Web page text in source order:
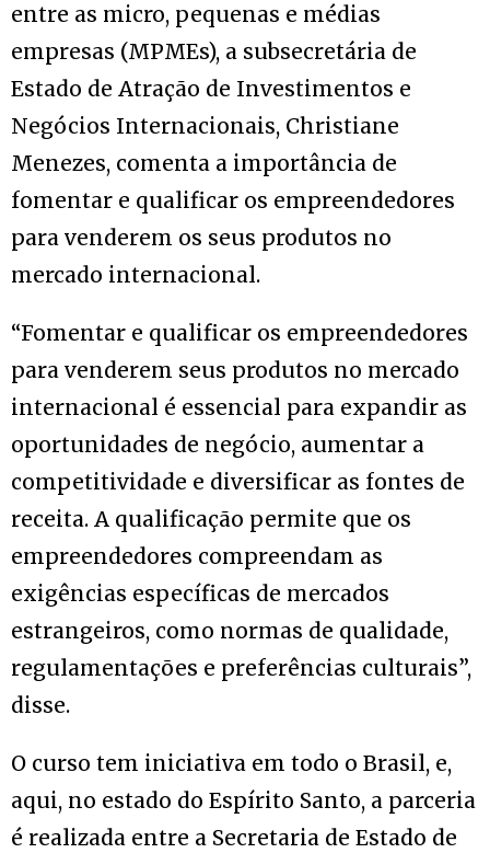
entre as micro, pequenas e médias
empresas (MPMEs), a subsecretária de
Estado de Atração de Investimentos e
Negócios Internacionais, Christiane
Menezes, comenta a importância de
fomentar e qualificar os empreendedores
para venderem os seus produtos no
mercado internacional.
“Fomentar e qualificar os empreendedores
para venderem seus produtos no mercado
internacional é essencial para expandir as
oportunidades de negócio, aumentar a
competitividade e diversificar as fontes de
receita. A qualificação permite que os
empreendedores compreendam as
exigências específicas de mercados
estrangeiros, como normas de qualidade,
regulamentações e preferências culturais”,
disse.
O curso tem iniciativa em todo o Brasil, e,
aqui, no estado do Espírito Santo, a parceria
é realizada entre a Secretaria de Estado de